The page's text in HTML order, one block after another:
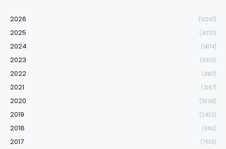
2026 (10247)
2025 (4070)
2024 (5874)
2023 (6601)
2022 (3197)
2021 (3167)
2020 (5209)
2019 (2423)
2018 (6110)
2017 (7573)